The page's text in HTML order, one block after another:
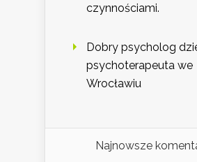
czynnościami.
Dobry psycholog
psychoterapeuta we
Wrocławiu
Najnowsze